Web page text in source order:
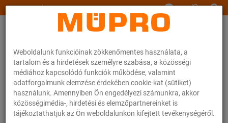
Weboldalunk funkcióinak zökkenőmentes használata, a
tartalom és a hirdetések személyre szabása, a közösségi
médiához kapcsolódó funkciók működése, valamint
adatforgalmunk elemzése érdekében cookie-kat (sütiket)
használunk. Amennyiben Ön engedélyezi számunkra, akkor
közösségimédia-, hirdetési és elemzőpartnereinket is
tájékoztathatjuk az Ön weboldalunkon kifejtett tevékenységéről.
www.muepro.hu
Webáruhàz Rögzítéstechnika Szerelési anyagok Szűkítők
46 / 83